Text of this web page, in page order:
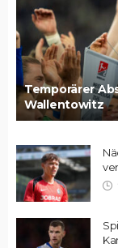
Temporärer
Wallentowitz